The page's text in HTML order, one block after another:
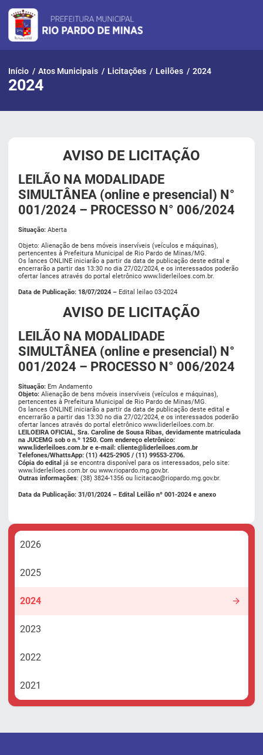
para
conteúdo
Início / Atos Municipais / Licitações / Leilões / 2024
2024
2026
2025
2024
2023
2022
2021
AVISO DE LICITAÇÃO
LEILÃO NA MODALIDADE
SIMULTÂNEA (online e presencial) N°
001/2024 – PROCESSO N° 006/2024
Situação:Aberta
Objeto: Alienação de bens móveis inservíveis (veículos e máquinas),
pertencentes à Prefeitura Municipal de Rio Pardo de Minas/MG.
Os lances ONLINE iniciarão a partir da data de publicação deste edital e
encerrarão a partir das 13:30 no dia 27/02/2024, e os interessados poderão
ofertar lances através do portal eletrônico www.liderleiloes.com.br.
Data de Publicação: 18/07/2024 – Edital leilao 03-2024
AVISO DE LICITAÇÃO
LEILÃO NA MODALIDADE
SIMULTÂNEA (online e presencial) N°
001/2024 – PROCESSO N° 006/2024
Situação:Em Andamento
Objeto:Alienação de bens móveis inservíveis (veículos e máquinas),
pertencentes à Prefeitura Municipal de Rio Pardo de Minas/MG.
Os lances ONLINE iniciarão a partir da data de publicação deste edital e
encerrarão a partir das 13:30 no dia 27/02/2024, e os interessados poderão
ofertar lances através do portal eletrônico www.liderleiloes.com.br.
LEILOEIRA OFICIAL, Sra. Caroline de Sousa Ribas, devidamente matriculada
na JUCEMG sob o n.º 1250. Com endereço eletrônico:
www.liderleiloes.com.br e e-mail: cliente@liderleiloes.com.br
Telefones/WhattsApp: (11) 4425-2905 / (11) 99553-2706.
Cópia do edital já se encontra disponível para os interessados, pelo site:
www.liderleiloes.com.br ou www.riopardo.mg.gov.br.
Outras informações: (38) 3824-1356 ou licitacao@riopardo.mg.gov.br.
Data da Publicação: 31/01/2024 – Edital Leilão nº 001-2024 e anexo